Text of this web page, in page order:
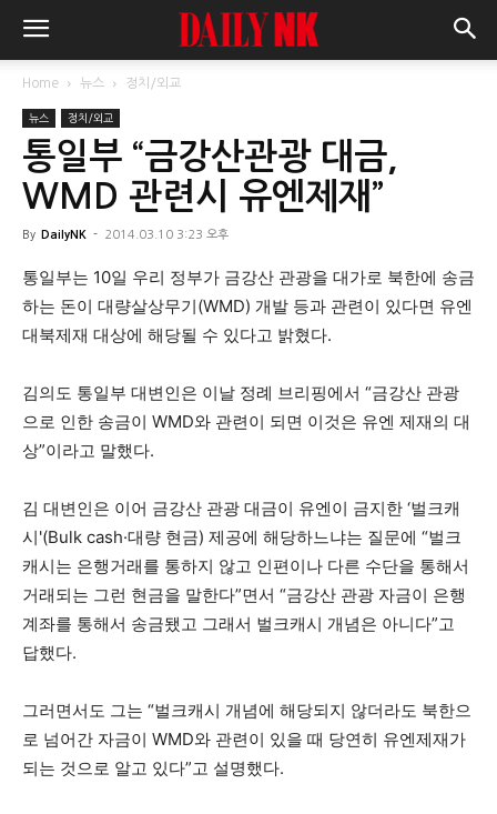
Home 뉴스 정치/외교
뉴스 정치/외교
통일부 “금강산관광 대금,
WMD 관련시 유엔제재”
By DailyNK - 2014.03.10 3:23 오후
통일부는 10일 우리 정부가 금강산 관광을 대가로 북한에 송금
하는 돈이 대량살상무기(WMD) 개발 등과 관련이 있다면 유엔
대북제재 대상에 해당될 수 있다고 밝혔다.
김의도 통일부 대변인은 이날 정례 브리핑에서 “금강산 관광
으로 인한 송금이 WMD와 관련이 되면 이것은 유엔 제재의 대
상”이라고 말했다.
김 대변인은 이어 금강산 관광 대금이 유엔이 금지한 ‘벌크캐
시'(Bulk cash·대량 현금) 제공에 해당하느냐는 질문에 “벌크
캐시는 은행거래를 통하지 않고 인편이나 다른 수단을 통해서
거래되는 그런 현금을 말한다”면서 “금강산 관광 자금이 은행
계좌를 통해서 송금됐고 그래서 벌크캐시 개념은 아니다”고
답했다.
그러면서도 그는 “벌크캐시 개념에 해당되지 않더라도 북한으
로 넘어간 자금이 WMD와 관련이 있을 때 당연히 유엔제재가
되는 것으로 알고 있다”고 설명했다.